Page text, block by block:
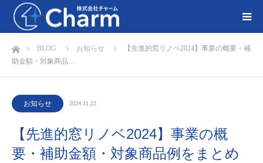
ホームBLOG お知らせ
【先進的窓リノベ2024】事業の概要・補
助金額・対象商品…
お知らせ 2024.11.22
【先進的窓リノベ2024】事業の概
要・補助金額・対象商品例をまとめ